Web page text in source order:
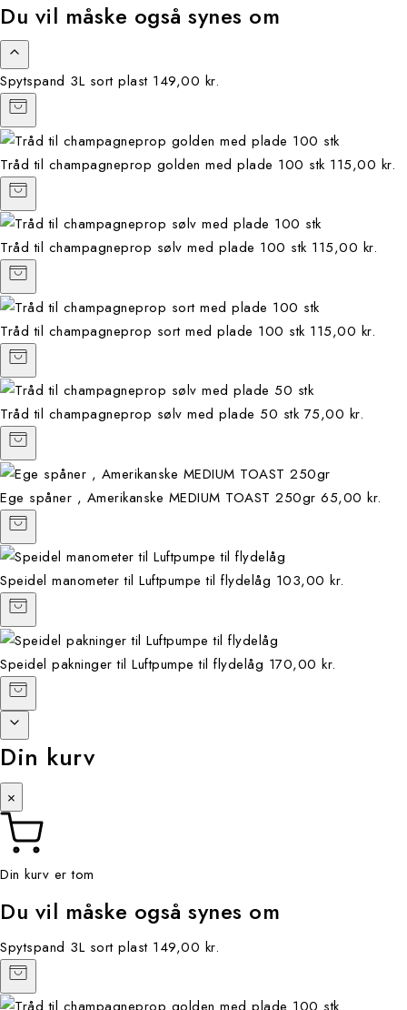
Du vil måske også synes om
Spytspand 3L sort plast 149,00 kr.
Tråd til champagneprop golden med plade 100 stk 115,00 kr.
Tråd til champagneprop sølv med plade 100 stk 115,00 kr.
Tråd til champagneprop sort med plade 100 stk 115,00 kr.
Tråd til champagneprop sølv med plade 50 stk 75,00 kr.
Ege spåner , Amerikanske MEDIUM TOAST 250gr 65,00 kr.
Speidel manometer til Luftpumpe til flydelåg 103,00 kr.
Speidel pakninger til Luftpumpe til flydelåg 170,00 kr.
Din kurv
×
Din kurv er tom
Du vil måske også synes om
Spytspand 3L sort plast 149,00 kr.